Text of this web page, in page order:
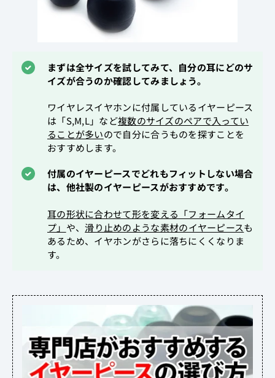
まずは全サイズを試してみて、自分の耳にどのサ
イズが合うのか確認してみましょう。
ワイヤレスイヤホンに付属しているイヤーピース
は「S,M,L」など複数のサイズのペアで入ってい
ることが多いので自分に合うものを探すことを
おすすめします。
付属のイヤーピースでどれもフィットしない場合
は、他社製のイヤーピースがおすすめです。
耳の形状に合わせて形を変える「フォームタイ
プ」 や、滑り止めのような素材のイヤーピースも
あるため、イヤホンがさらに落ちにくくなりま
す。